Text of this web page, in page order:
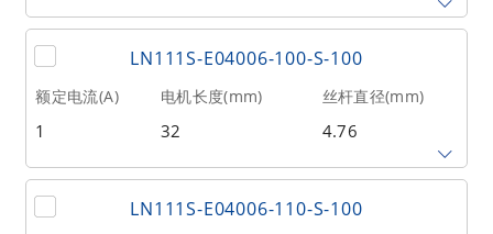
2 9 0.1
丝杆导程(mm) 丝杆长度(mm) 额定推力(N
@300RPM)
相数 转子惯量(g•cm²) 重量(kg)
2 9 0.1
LN111S-E04006-100-S-100
额定电流(A) 电机长度(mm) 丝杆直径(mm)
1 32 4.76
丝杆导程(mm) 丝杆长度(mm) 额定推力(N
@300RPM)
LN111S-E04006-110-S-100